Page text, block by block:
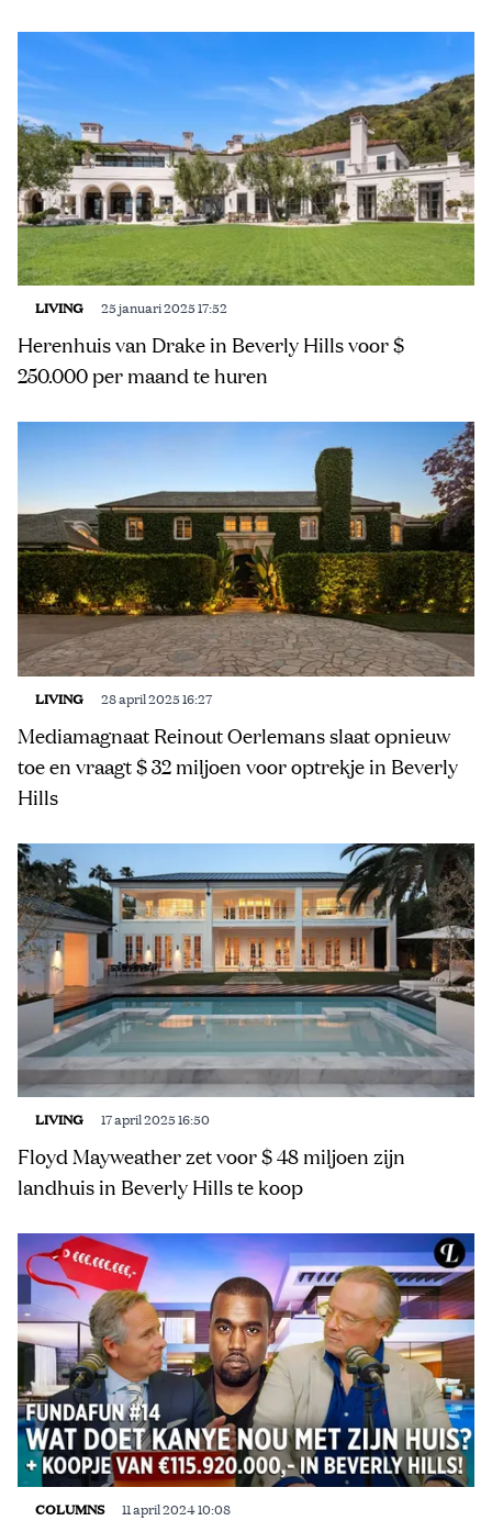
LIVING 25 januari 2025 17:52
Herenhuis van Drake in Beverly Hills voor $
250.000 per maand te huren
LIVING 28 april 2025 16:27
Mediamagnaat Reinout Oerlemans slaat opnieuw
toe en vraagt $ 32 miljoen voor optrekje in Beverly
Hills
LIVING 17 april 2025 16:50
Floyd Mayweather zet voor $ 48 miljoen zijn
landhuis in Beverly Hills te koop
COLUMNS 11 april 2024 10:08